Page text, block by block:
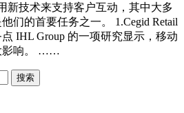
新技术来支持客户互动，其中大多
们的首要任务之一。 1.Cegid Retail
IHL Group 的一项研究显示，移动
影响。 ……
搜索